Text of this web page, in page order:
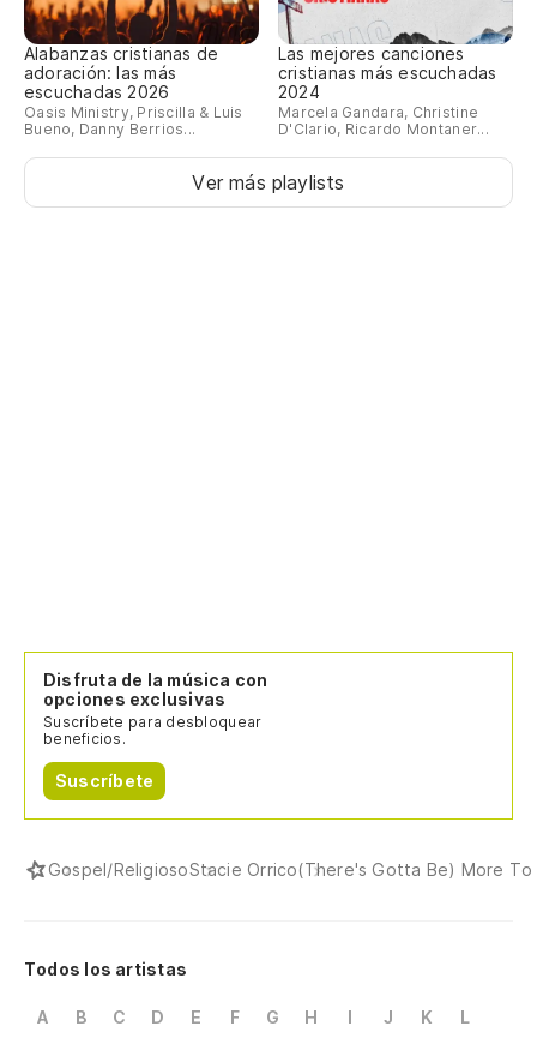
Alabanzas cristianas de
adoración: las más
escuchadas 2026
Oasis Ministry, Priscilla & Luis
Bueno, Danny Berrios...
Las mejores canciones
cristianas más escuchadas
2024
Marcela Gandara, Christine
D'Clario, Ricardo Montaner...
Ver más playlists
Disfruta de la música con
opciones exclusivas
Suscríbete para desbloquear
beneficios.
Suscríbete
Gospel/ReligiosoStacie Orrico(There's Gotta Be) More To
Todos los artistas
A B C D E F G H I J K
L